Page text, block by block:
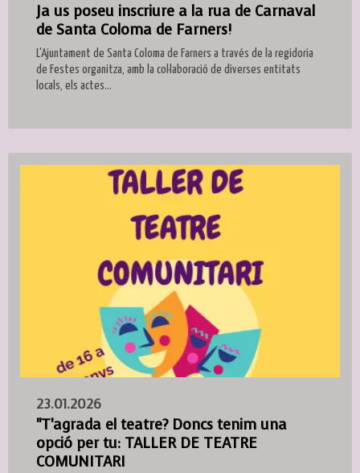
Ja us poseu inscriure a la rua de Carnaval
de Santa Coloma de Farners!
L'Ajuntament de Santa Coloma de Farners a través de la regidoria
de Festes organitza, amb la col·laboració de diverses entitats
locals, els actes...
23.01.2026
"T'agrada el teatre? Doncs tenim una
opció per tu: TALLER DE TEATRE
COMUNITARI